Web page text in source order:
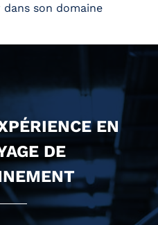
son domaine
EN
DE